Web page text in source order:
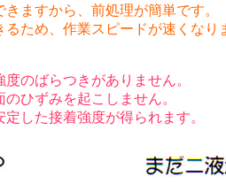
ますから、前処理が簡単です。
ため、作業スピードが速くなり
のばらつきがありません。
ひずみを起こしません。
した接着強度が得られます。